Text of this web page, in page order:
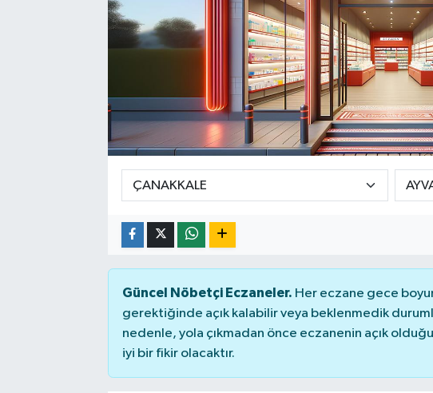
Güncel Nöbetçi Eczaneler. Her eczane gece
gerektiğinde açık kalabilir veya beklenmedik
nedenle, yola çıkmadan önce eczanenin açık
iyi bir fikir olacaktır.